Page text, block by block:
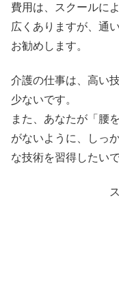
費用は、スクールに
広くありますが、通
お勧めします。
介護の仕事は、高い
少ないです。
また、あなたが「腰
がないように、しっ
な技術を習得したい